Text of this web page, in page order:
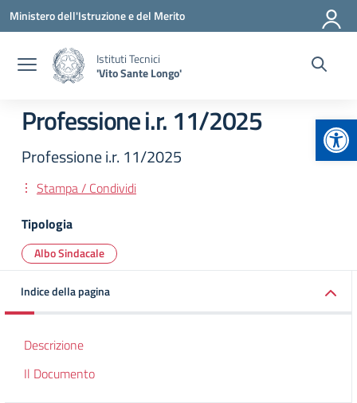
Vai ai contenuti
Vai al menu di navigazione
Vai al footer
Ministero dell'Istruzione e del Merito
Istituti Tecnici
'Vito Sante Longo'
Professione i.r. 11/2025
Professione i.r. 11/2025
Stampa / Condividi
Tipologia
Albo Sindacale
Indice della pagina
Descrizione
Il Documento